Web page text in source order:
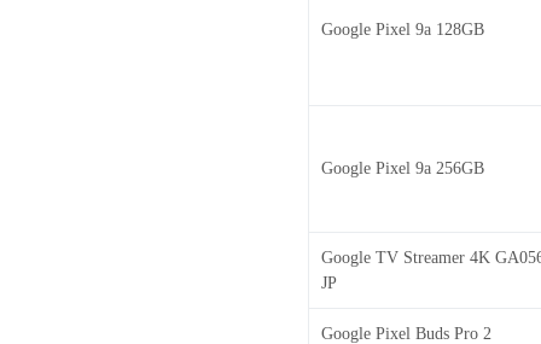
Google Pixel 9a 128GB
Google Pixel 9a 256GB
Google TV Streamer 4K
JP
Google Pixel Buds Pro 2